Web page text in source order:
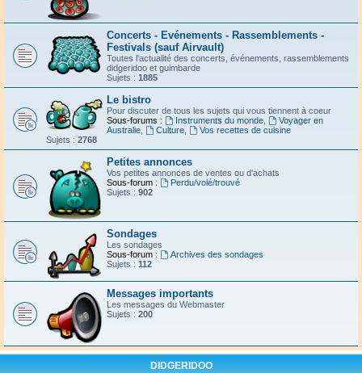
Concerts - Evénements - Rassemblements -
Festivals (sauf Airvault)
Toutes l'actualité des concerts, événements, rassemblements
didgeridoo et guimbarde
Sujets : 1885
Le bistro
Pour discuter de tous les sujets qui vous tiennent à coeur
Sous-forums :
Instruments du monde,
Voyager en
Australie
Culture,
Vos recettes de cuisine
Sujets : 2768
Petites annonces
Vos petites annonces de ventes ou d'achats
Sous-forum :
Perdu/volé/trouvé
Sujets : 902
Sondages
Les sondages
Sous-forum :
Archives des sondages
Sujets : 112
Messages importants
Les messages du Webmaster
Sujets : 200
DIDGERIDOO